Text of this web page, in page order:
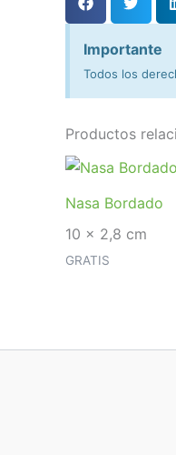
Importante
Todos los
Productos
Nasa Bordado
10 x 2,8 cm
GRATIS